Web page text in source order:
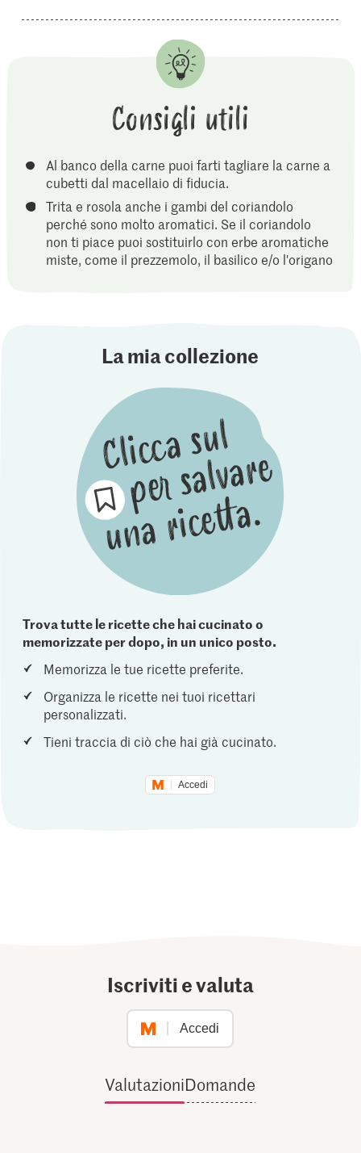
Consigli utili
Al banco della carne puoi farti tagliare la carne a
cubetti dal macellaio di fiducia.
Trita e rosola anche i gambi del coriandolo
perché sono molto aromatici. Se il coriandolo
non ti piace puoi sostituirlo con erbe aromatiche
miste, come il prezzemolo, il basilico e/o l'origano
La mia collezione
Trova tutte le ricette che hai cucinato o
memorizzate per dopo, in un unico posto.
Memorizza le tue ricette preferite.
Organizza le ricette nei tuoi ricettari
personalizzati.
Tieni traccia di ciò che hai già cucinato.
Accedi
Iscriviti e valuta
Accedi
ValutazioniDomande